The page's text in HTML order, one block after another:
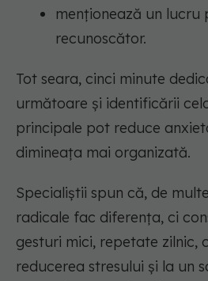
menționează un lucru
recunoscător.
Tot seara, cinci minute
următoare și identificării
principale pot reduce
dimineața mai organizată.
Specialiștii spun că, de
radicale fac diferența, ci
gesturi mici, repetate zilnic,
reducerea stresului și la un